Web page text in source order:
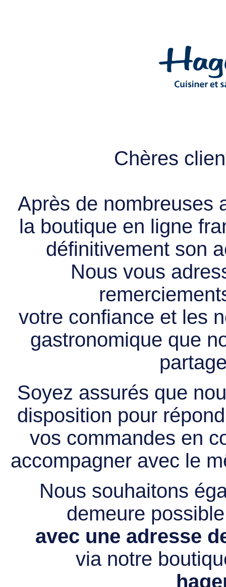
Chères
Après de nombreuses
la boutique en ligne
définitivement son
Nous vous
votre confiance et les
gastronomique que
Soyez assurés que
disposition pour
vos commandes en
accompagner avec le
Nous souhaitons
demeure
avec une adresse
via notre